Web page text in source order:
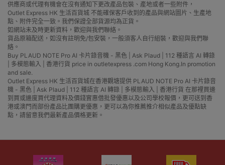
供應商或代理有機會在沒有通知下更改產品包裝、產地或者一些附件，
Outlet Express HK 生活百貨城 不能確保客戶收到的產品與網站圖片、生產地
點、附件完全一致。我們保證全部貨源均為正貨。
如網站未及時更新資料，歡迎與我們聯絡。
貨品原箱配送，如沒有註明免/包安裝，一般須客人自行組裝，歡迎與我們聯
絡。
Buy PLAUD NOTE Pro AI 卡片錄音機 - 黑色 | Ask Plaud | 112 種語言 AI ​​轉錄
| 多模態輸入 | 香港行貨 price in outletexpress .com Hong Kong.In promotion
and sale.
Outlet Express HK 生活百貨城在香港觀塘提供 PLAUD NOTE Pro AI 卡片錄音
機 - 黑色 | Ask Plaud | 112 種語言 AI ​​轉錄 | 多模態輸入 | 香港行貨 在那裡買邊
到買或邊度買代理資料及價錢實惠借批發優惠以及公司學校報價，更可送到香
港或澳門而部份產品比團購更優惠，更可以為你推薦推介相似產品及優點缺
點，請留意我們最新產品價格更新。